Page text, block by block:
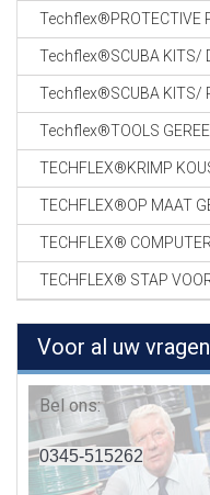
Techflex®PROTECTIVE
Techflex®SCUBA KITS/
Techflex®SCUBA KITS/
Techflex®TOOLS
TECHFLEX®KRIMP
TECHFLEX®OP MAAT
TECHFLEX®
TECHFLEX® STAP
Voor al uw vragen
Bel ons:
0345-515262